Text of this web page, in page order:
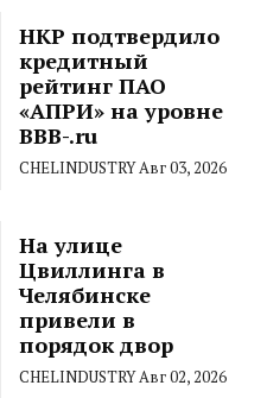
НКР подтвердило
кредитный
рейтинг ПАО
«АПРИ» на уровне
BBB-.ru
CHELINDUSTRYАвг 03, 2026
На улице
Цвиллинга в
Челябинске
привели в
порядок двор
CHELINDUSTRYАвг 02, 2026